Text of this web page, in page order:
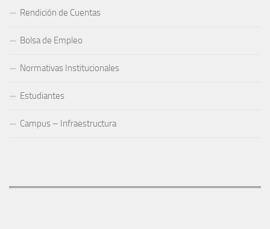
Rendición de Cuentas
Bolsa de Empleo
Normativas Institucionales
Estudiantes
Campus – Infraestructura